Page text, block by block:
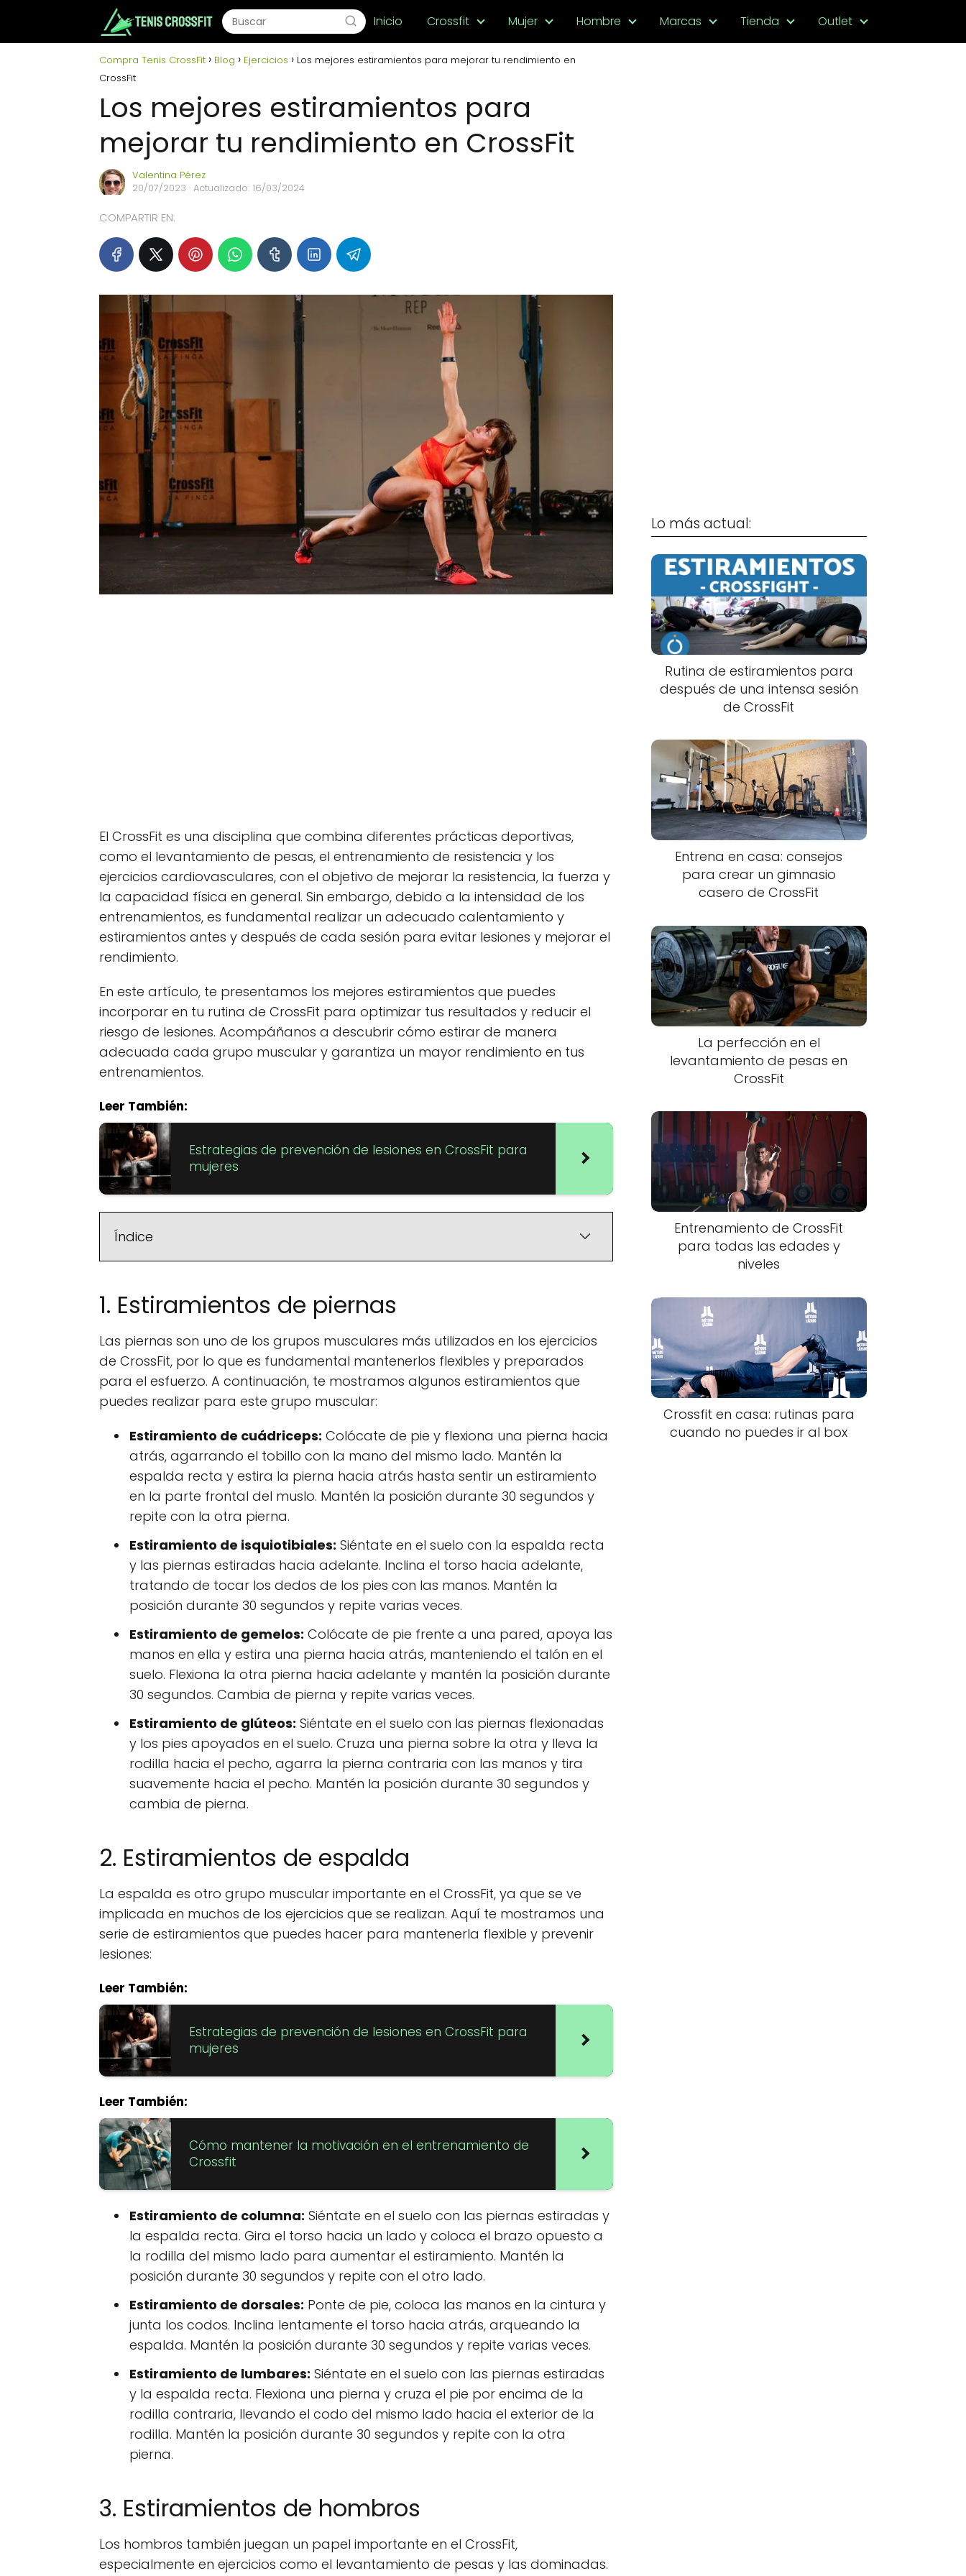
Inicio Crossfit Mujer Hombre Marcas Tienda Outlet
Compra Tenis CrossFit Blog Ejercicios
Los mejores estiramientos para mejorar tu rendimiento en
CrossFit
Los mejores estiramientos para
mejorar tu rendimiento en CrossFit
Valentina Pérez
20/07/2023 · Actualizado: 16/03/2024
COMPARTIR EN:
El CrossFit es una disciplina que combina diferentes prácticas deportivas,
como el levantamiento de pesas, el entrenamiento de resistencia y los
ejercicios cardiovasculares, con el objetivo de mejorar la resistencia, la fuerza y
la capacidad física en general. Sin embargo, debido a la intensidad de los
entrenamientos, es fundamental realizar un adecuado calentamiento y
estiramientos antes y después de cada sesión para evitar lesiones y mejorar el
rendimiento.
En este artículo, te presentamos los mejores estiramientos que puedes
incorporar en tu rutina de CrossFit para optimizar tus resultados y reducir el
riesgo de lesiones. Acompáñanos a descubrir cómo estirar de manera
adecuada cada grupo muscular y garantiza un mayor rendimiento en tus
entrenamientos.
Leer También:
Estrategias de prevención de lesiones en CrossFit para
mujeres
Índice
1. Estiramientos de piernas
Las piernas son uno de los grupos musculares más utilizados en los ejercicios
de CrossFit, por lo que es fundamental mantenerlos flexibles y preparados
para el esfuerzo. A continuación, te mostramos algunos estiramientos que
puedes realizar para este grupo muscular:
Estiramiento de cuádriceps: Colócate de pie y flexiona una pierna hacia
atrás, agarrando el tobillo con la mano del mismo lado. Mantén la
espalda recta y estira la pierna hacia atrás hasta sentir un estiramiento
en la parte frontal del muslo. Mantén la posición durante 30 segundos y
repite con la otra pierna.
Estiramiento de isquiotibiales: Siéntate en el suelo con la espalda recta
y las piernas estiradas hacia adelante. Inclina el torso hacia adelante,
tratando de tocar los dedos de los pies con las manos. Mantén la
posición durante 30 segundos y repite varias veces.
Estiramiento de gemelos: Colócate de pie frente a una pared, apoya las
manos en ella y estira una pierna hacia atrás, manteniendo el talón en el
suelo. Flexiona la otra pierna hacia adelante y mantén la posición durante
30 segundos. Cambia de pierna y repite varias veces.
Estiramiento de glúteos: Siéntate en el suelo con las piernas flexionadas
y los pies apoyados en el suelo. Cruza una pierna sobre la otra y lleva la
rodilla hacia el pecho, agarra la pierna contraria con las manos y tira
suavemente hacia el pecho. Mantén la posición durante 30 segundos y
cambia de pierna.
2. Estiramientos de espalda
La espalda es otro grupo muscular importante en el CrossFit, ya que se ve
implicada en muchos de los ejercicios que se realizan. Aquí te mostramos una
serie de estiramientos que puedes hacer para mantenerla flexible y prevenir
lesiones:
Leer También:
Estrategias de prevención de lesiones en CrossFit para
mujeres
Leer También:
Cómo mantener la motivación en el entrenamiento de
Crossfit
Estiramiento de columna: Siéntate en el suelo con las piernas estiradas y
la espalda recta. Gira el torso hacia un lado y coloca el brazo opuesto a
la rodilla del mismo lado para aumentar el estiramiento. Mantén la
posición durante 30 segundos y repite con el otro lado.
Estiramiento de dorsales: Ponte de pie, coloca las manos en la cintura y
junta los codos. Inclina lentamente el torso hacia atrás, arqueando la
espalda. Mantén la posición durante 30 segundos y repite varias veces.
Estiramiento de lumbares: Siéntate en el suelo con las piernas estiradas
y la espalda recta. Flexiona una pierna y cruza el pie por encima de la
rodilla contraria, llevando el codo del mismo lado hacia el exterior de la
rodilla. Mantén la posición durante 30 segundos y repite con la otra
pierna.
3. Estiramientos de hombros
Los hombros también juegan un papel importante en el CrossFit,
especialmente en ejercicios como el levantamiento de pesas y las dominadas.
Lo más actual:
Rutina de estiramientos para
después de una intensa sesión
de CrossFit
Entrena en casa: consejos
para crear un gimnasio
casero de CrossFit
La perfección en el
levantamiento de pesas en
CrossFit
Entrenamiento de CrossFit
para todas las edades y
niveles
Crossfit en casa: rutinas para
cuando no puedes ir al box